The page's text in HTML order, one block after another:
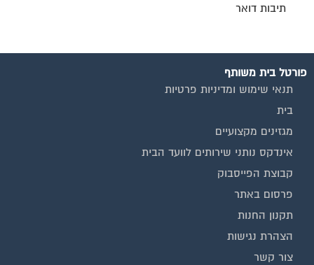
תיבות דואר
פורטל בית משותף
תנאי שימוש ומדיניות פרטיות
בית
מגזינים מקצועיים
אינדקס נותני שירותים לוועד הבית
קבוצת הפייסבוק
פרסום באתר
תקנון החנות
הצהרת נגישות
צור קשר